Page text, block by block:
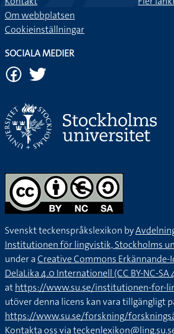
Om webbplatsen
Cookieinställningar
SOCIALA MEDIER
Svenskt teckenspråkslexikon by
Institutionen för lingvistik, Stockholms
under aCreative Commons
DelaLika 4.0 Internationell (CC BY-NC-SA
athttps://www.su.se/institutionen-for-
utöver denna licens kan vara tillgängligt
https://www.su.se/forskning/
Kontakta oss via